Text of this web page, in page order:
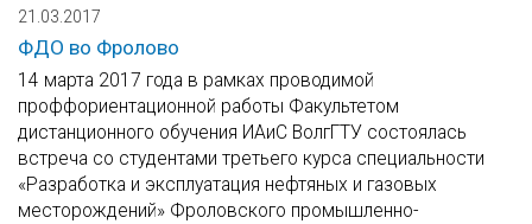
21.03.2017
ФДО во Фролово
14 марта 2017 года в рамках проводимой
проффориентационной работы Факультетом
дистанционного обучения ИАиС ВолгГТУ состоялась
встреча со студентами третьего курса специальности
«Разработка и эксплуатация нефтяных и газовых
месторождений» Фроловского промышленно-